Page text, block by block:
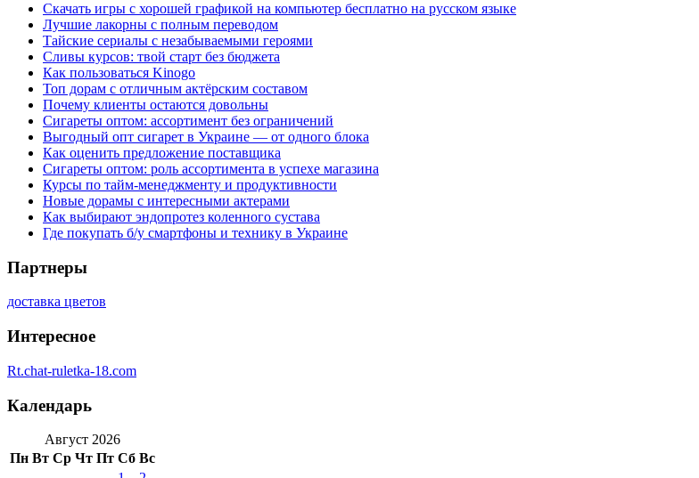
Скачать игры с хорошей графикой на компьютер бесплатно на русском языке
Лучшие лакорны с полным переводом
Тайские сериалы с незабываемыми героями
Сливы курсов: твой старт без бюджета
Как пользоваться Kinogo
Топ дорам с отличным актёрским составом
Почему клиенты остаются довольны
Сигареты оптом: ассортимент без ограничений
Выгодный опт сигарет в Украине — от одного блока
Как оценить предложение поставщика
Сигареты оптом: роль ассортимента в успехе магазина
Курсы по тайм-менеджменту и продуктивности
Новые дорамы с интересными актерами
Как выбирают эндопротез коленного сустава
Где покупать б/у смартфоны и технику в Украине
Партнеры
доставка цветов
Интересное
Rt.chat-ruletka-18.com
Календарь
Август 2026
Пн Вт Ср Чт Пт Сб Вс